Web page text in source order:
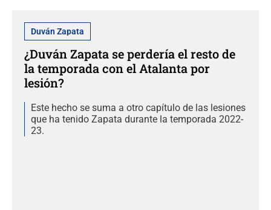
Duván Zapata
¿Duván Zapata se perdería el resto de
la temporada con el Atalanta por
lesión?
Este hecho se suma a otro capítulo de las lesiones
que ha tenido Zapata durante la temporada 2022-
23.